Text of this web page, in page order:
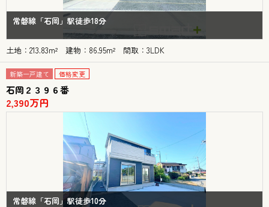
常磐線「石岡」駅徒歩18分
土地：213.83m² 建物：86.95m² 間取：3LDK
新築一戸建て 価格変更
石岡２３９６番
2,390万円
常磐線「石岡」駅徒歩10分